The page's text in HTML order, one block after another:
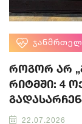
როგორ არ
რიტმში: 4
22.07.2026